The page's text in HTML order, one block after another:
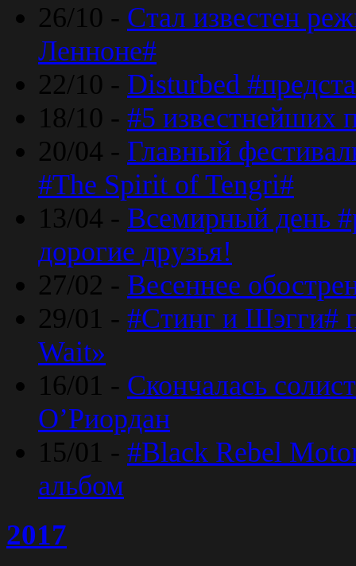
26/10 - Стал известен
Ленноне#
22/10 - Disturbed
18/10 - #5 известнейших
20/04 - Главный
#The Spirit of Tengri#
13/04 - Всемирный день
дорогие друзья!
27/02 - Весеннее
29/01 - #Стинг и Шэгги#
Wait»
16/01 - Скончалась
O’Риордан
15/01 - #Black Rebel
альбом
2017